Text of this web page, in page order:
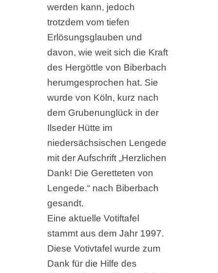
werden kann, jedoch
trotzdem vom tiefen
Erlösungsglauben und
davon, wie weit sich die Kraft
des Hergöttle von Biberbach
herumgesprochen hat. Sie
wurde von Köln, kurz nach
dem Grubenunglück in der
Ilseder Hütte im
niedersächsischen Lengede
mit der Aufschrift „Herzlichen
Dank! Die Geretteten von
Lengede.“ nach Biberbach
gesandt.
Eine aktuelle Votiftafel
stammt aus dem Jahr 1997.
Diese Votivtafel wurde zum
Dank für die Hilfe des